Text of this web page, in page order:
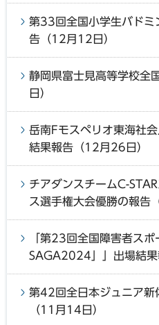
第33回全国小学生バドミ
告（12月12日）
静岡県富士見高等学校全
日）
岳南Fモスペリオ東海社
結果報告（12月26日）
チアダンスチームC-
ス選手権大会優勝の報告
「第23回全国障害者スポ
SAGA2024」」出場結果
第42回全日本ジュニア新
（11月14日）